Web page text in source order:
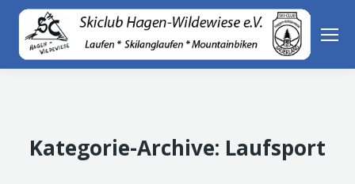
Kategorie-Archive: Laufsport